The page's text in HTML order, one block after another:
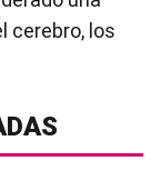
cerebro, los